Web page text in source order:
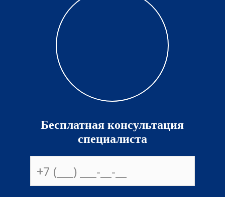
Бесплатная консультация
специалиста